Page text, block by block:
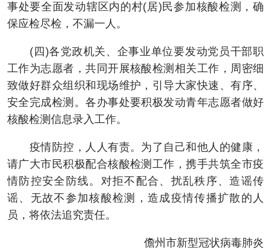
事处要全面发动辖区内的村(居)民参加核酸检测，确
保应检尽检，不漏一人。
(四)各党政机关、企事业单位要发动党员干部职
工作为志愿者，共同开展核酸检测相关工作，周密细
致做好群众组织和现场维护，引导大家快速、有序、
安全完成检测。各办事处要积极发动青年志愿者做好
核酸检测信息录入工作。
疫情防控，人人有责。为了自己和他人的健康，
请广大市民积极配合核酸检测工作，携手共筑全市疫
情防控安全防线。对拒不配合、扰乱秩序、造谣传
谣、无故不参加核酸检测，造成疫情传播扩散的人
员，将依法追究责任。
儋州市新型冠状病毒肺炎